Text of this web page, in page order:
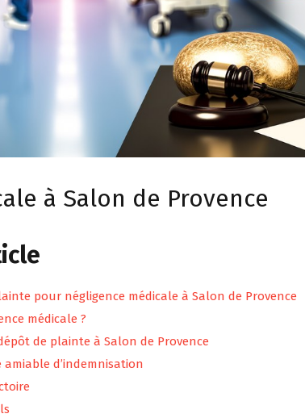
à Salon de Provence
pour négligence médicale à Salon de Provence
médicale ?
de plainte à Salon de Provence
amiable d’indemnisation